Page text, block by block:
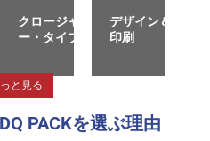
クロージャ
ー・タイプ
デザイン＆
印刷
と見る
PACKを選ぶ理由